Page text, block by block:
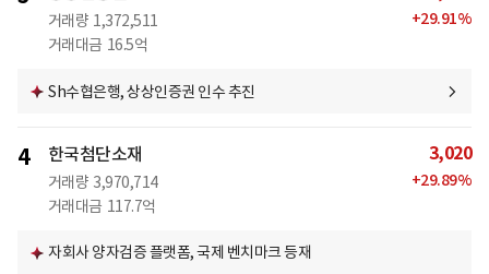
거래량 1,372,511
거래대금 16.5억
+29.91%
Sh수협은행, 상상인증권 인수 추진
4 한국첨단소재
거래량 3,970,714
거래대금 117.7억
3,020
+29.89%
자회사 양자검증 플랫폼, 국제 벤치마크 등재